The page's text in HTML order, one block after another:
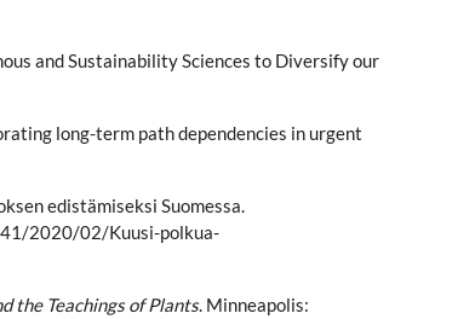
and Sustainability Sciences to Diversify our
long-term path dependencies in urgent
edistämiseksi Suomessa.
2020/02/Kuusi-polkua-
the Teachings of Plants. Minneapolis: